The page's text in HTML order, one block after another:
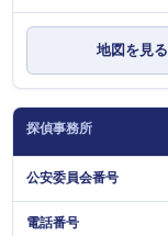
地図を見る